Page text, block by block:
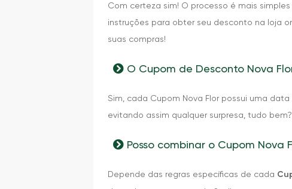
Com certeza sim! O processo é mais
instruções para obter seu desconto na loja
suas compras!
O Cupom de Desconto Nova
Sim, cada Cupom Nova Flor possui uma
evitando assim qualquer surpresa, tudo bem?
Posso combinar o Cupom
Depende das regras específicas de cada